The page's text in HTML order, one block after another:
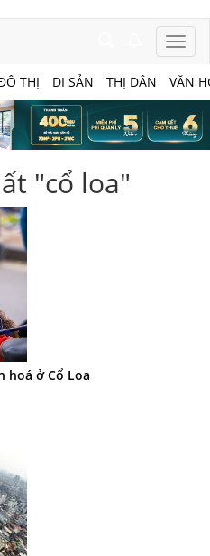
THỊ DI SẢN THỊ DÂN VĂN
"cổ loa"
hoá ở Cổ Loa